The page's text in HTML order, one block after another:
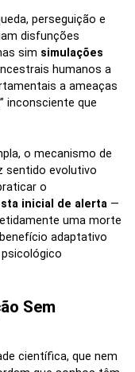
perseguição e
disfunções
sim simulações
humanos a
a ameaças
inconsciente que
o mecanismo de
sentido evolutivo
o
inicial de alerta —
uma morte
adaptativo
Sem
científica, que nem